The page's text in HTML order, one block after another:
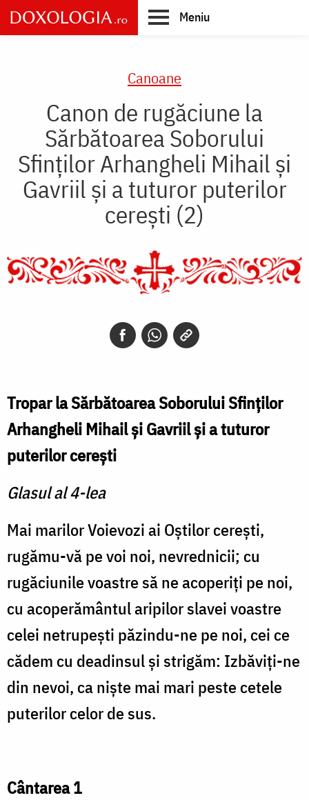
Skip
to
main
Meniu
Canoane
Canon de rugăciune la
Sărbătoarea Soborului
Sfinților Arhangheli Mihail și
Gavriil şi a tuturor puterilor
cereşti (2)
Tropar la Sărbătoarea Soborului Sfinților
Arhangheli Mihail și Gavriil şi a tuturor
puterilor cereşti
Glasul al 4-lea
Mai marilor Voievozi ai Oştilor cereşti,
rugămu-vă pe voi noi, nevrednicii; cu
rugăciunile voastre să ne acoperiţi pe noi,
cu acoperământul aripilor slavei voastre
celei netrupeşti păzindu-ne pe noi, cei ce
cădem cu deadinsul şi strigăm: Izbăviţi-ne
din nevoi, ca nişte mai mari peste cetele
puterilor celor de sus.
Cântarea 1